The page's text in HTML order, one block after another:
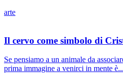
arte
Il cervo come simbolo di
Se pensiamo a un animale da
prima immagine a venirci in mente è...